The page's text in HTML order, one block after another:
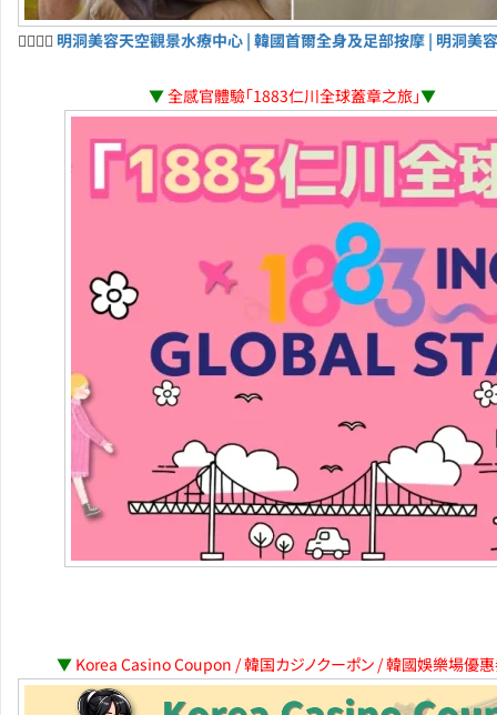
💆‍♀️💆‍♂️ 明洞美容天空觀景水療中心 | 韓國首爾全身及足部按摩 | 明洞美
▼全感官體驗「1883仁川全球蓋章之旅」▼
▼ Korea Casino Coupon / 韓国カジノクーポン / 韓國娛樂場優